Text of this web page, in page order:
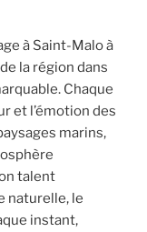
à Saint-Malo à
la région dans
Chaque
et l’émotion des
marins,
talent
naturelle, le
instant,